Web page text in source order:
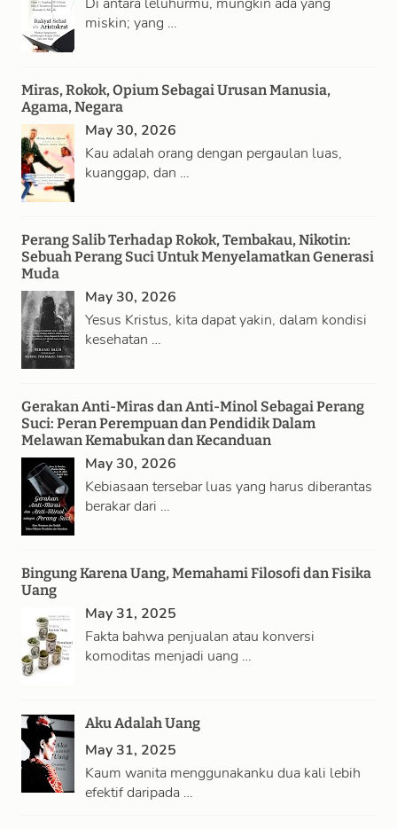
miskin; yang …
Miras, Rokok, Opium Sebagai Urusan Manusia,
Agama, Negara
May 30, 2026
Kau adalah orang dengan pergaulan luas,
kuanggap, dan …
Perang Salib Terhadap Rokok, Tembakau, Nikotin:
Sebuah Perang Suci Untuk Menyelamatkan Generasi
Muda
May 30, 2026
Yesus Kristus, kita dapat yakin, dalam kondisi
kesehatan …
Gerakan Anti-Miras dan Anti-Minol Sebagai Perang
Suci: Peran Perempuan dan Pendidik Dalam
Melawan Kemabukan dan Kecanduan
May 30, 2026
Kebiasaan tersebar luas yang harus diberantas
berakar dari …
Bingung Karena Uang, Memahami Filosofi dan Fisika
Uang
May 31, 2025
Fakta bahwa penjualan atau konversi
komoditas menjadi uang …
Aku Adalah Uang
May 31, 2025
Kaum wanita menggunakanku dua kali lebih
efektif daripada …